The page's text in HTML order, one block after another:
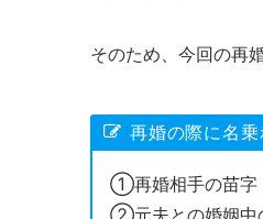
そのため、今回の再
再婚の際に名
①再婚相手の苗字
②元夫との婚姻中